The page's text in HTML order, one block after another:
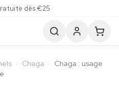
dès €25
· Chaga · Chaga : usage